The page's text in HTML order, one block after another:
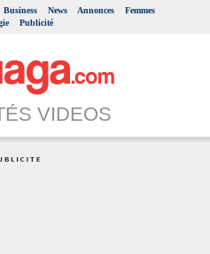
Business News Annonces
Femmes
Publicité
VIDEOS